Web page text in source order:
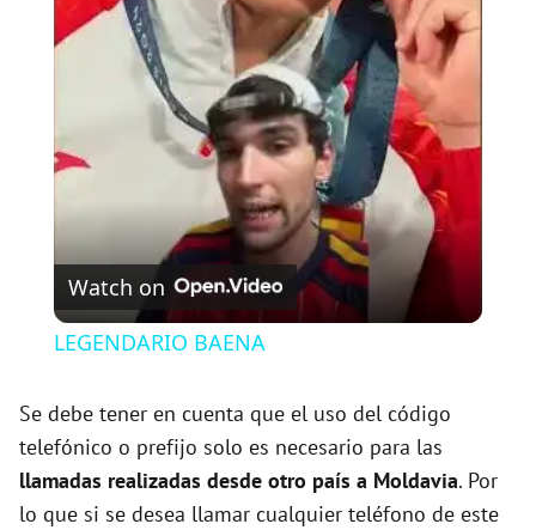
l
a
y
V
d
e
Watch on
LEGENDARIO BAENA
Se debe tener en cuenta que el uso del código
telefónico o prefijo solo es necesario para las
llamadas realizadas desde otro país a Moldavia. Por
lo que si se desea llamar cualquier teléfono de este